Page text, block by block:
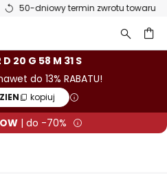
termin zwrotu towaru
D 20 G 58 M 31 S
do 13% RABATU!
kopiuj
| do -70%